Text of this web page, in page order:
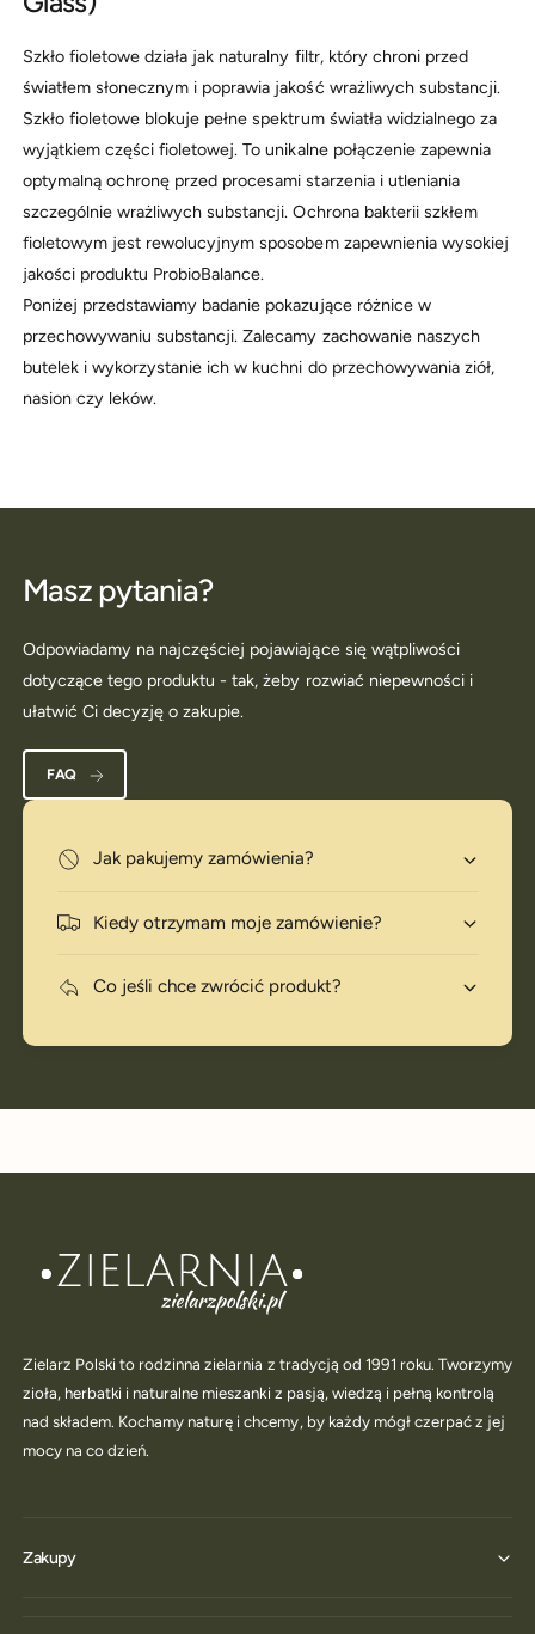
Szkło fioletowe działa jak naturalny filtr, który chroni przed
światłem słonecznym i poprawia jakość wrażliwych substancji.
Szkło fioletowe blokuje pełne spektrum światła widzialnego za
wyjątkiem części fioletowej. To unikalne połączenie zapewnia
optymalną ochronę przed procesami starzenia i utleniania
szczególnie wrażliwych substancji. Ochrona bakterii szkłem
fioletowym jest rewolucyjnym sposobem zapewnienia wysokiej
jakości produktu ProbioBalance.
Poniżej przedstawiamy badanie pokazujące różnice w
przechowywaniu substancji. Zalecamy zachowanie naszych
butelek i wykorzystanie ich w kuchni do przechowywania ziół,
nasion czy leków.
Masz pytania?
Odpowiadamy na najczęściej pojawiające się wątpliwości
dotyczące tego produktu - tak, żeby rozwiać niepewności i
ułatwić Ci decyzję o zakupie.
FAQ
Jak pakujemy zamówienia?
Kiedy otrzymam moje zamówienie?
Co jeśli chce zwrócić produkt?
Zielarz Polski to rodzinna zielarnia z tradycją od 1991 roku. Tworzymy
zioła, herbatki i naturalne mieszanki z pasją, wiedzą i pełną kontrolą
nad składem. Kochamy naturę i chcemy, by każdy mógł czerpać z jej
mocy na co dzień.
Zakupy